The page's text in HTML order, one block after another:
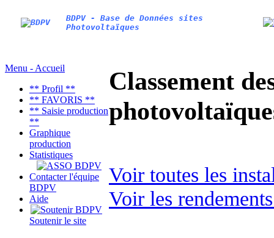
BDPV - Base de Données sites
Photovoltaïques
Menu - Accueil
** Profil **
** FAVORIS **
** Saisie production
**
Graphique
production
Statistiques
Contacter l'équipe
BDPV
Aide
Soutenir le site
Classement
Voir toutes les
Voir les